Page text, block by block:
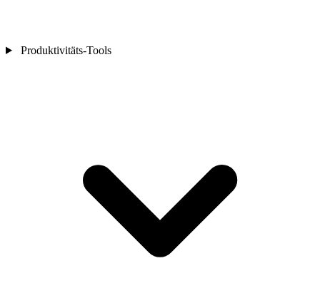
Produktivitäts-Tools